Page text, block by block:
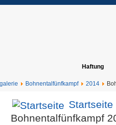
Haftung
Bohnentalfünfkampf 2014
Startseite
Bohnentalfünfkampf